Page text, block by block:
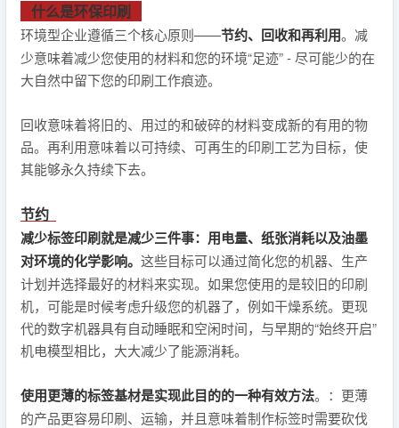
什么是环保印刷
环境型企业遵循三个核心原则——节约、回收和再利用。减
少意味着减少您使用的材料和您的环境“足迹” - 尽可能少的在
大自然中留下您的印刷工作痕迹。
回收意味着将旧的、用过的和破碎的材料变成新的有用的物
品。再利用意味着以可持续、可再生的印刷工艺为目标，使
其能够永久持续下去。
节约
减少标签印刷就是减少三件事： 用电量、纸张消耗以及油墨
对环境的化学影响。 这些目标可以通过简化您的机器、生产
计划并选择最好的材料来实现。如果您使用的是较旧的印刷
机，可能是时候考虑升级您的机器了，例如干燥系统。更现
代的数字机器具有自动睡眠和空闲时间，与早期的“始终开启”
机电模型相比，大大减少了能源消耗。
使用更薄的标签基材是实现此目的的一种有效方法。：更薄
的产品更容易印刷、运输，并且意味着制作标签时需要砍伐